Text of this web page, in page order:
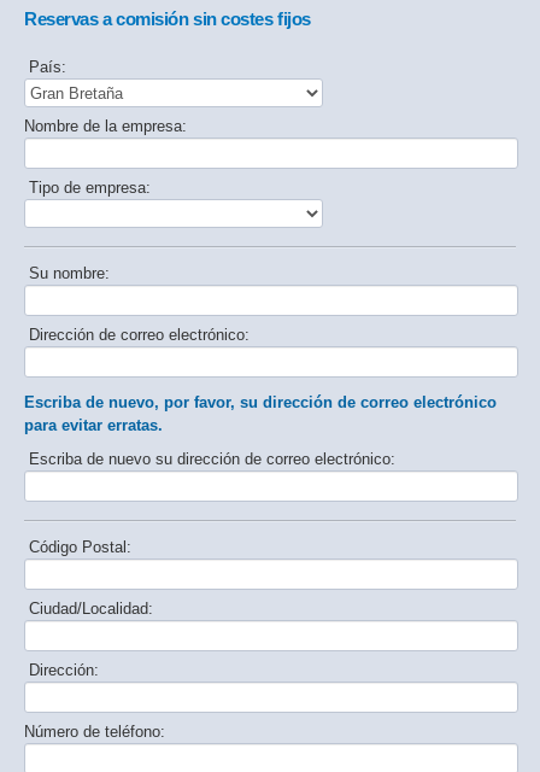
Reservas a comisión sin costes fijos
País:
Nombre de la empresa:
Tipo de empresa:
Su nombre:
Dirección de correo electrónico:
Escriba de nuevo, por favor, su dirección de correo electrónico
para evitar erratas.
Escriba de nuevo su dirección de correo electrónico:
Código Postal:
Ciudad/Localidad:
Dirección:
Número de teléfono: